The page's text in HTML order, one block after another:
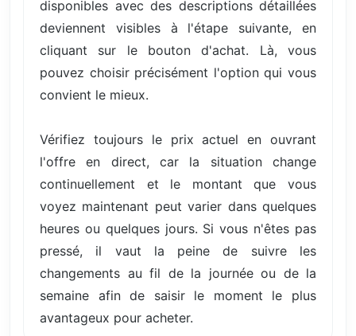
disponibles avec des descriptions détaillées
deviennent visibles à l'étape suivante, en
cliquant sur le bouton d'achat. Là, vous
pouvez choisir précisément l'option qui vous
convient le mieux.
Vérifiez toujours le prix actuel en ouvrant
l'offre en direct, car la situation change
continuellement et le montant que vous
voyez maintenant peut varier dans quelques
heures ou quelques jours. Si vous n'êtes pas
pressé, il vaut la peine de suivre les
changements au fil de la journée ou de la
semaine afin de saisir le moment le plus
avantageux pour acheter.